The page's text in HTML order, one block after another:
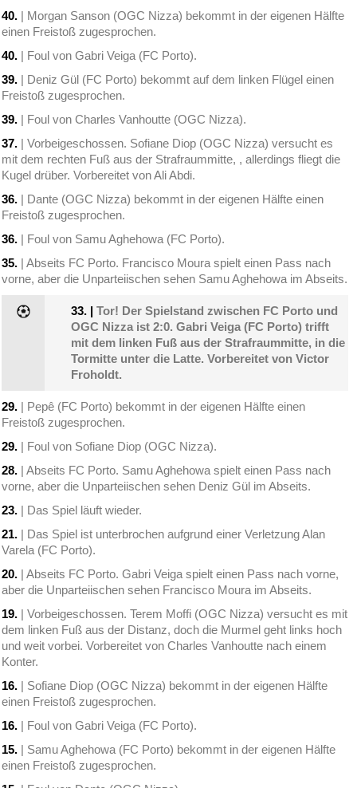
40. | Morgan Sanson (OGC Nizza) bekommt in der eigenen Hälfte
einen Freistoß zugesprochen.
40. | Foul von Gabri Veiga (FC Porto).
39. | Deniz Gül (FC Porto) bekommt auf dem linken Flügel einen
Freistoß zugesprochen.
39. | Foul von Charles Vanhoutte (OGC Nizza).
37. | Vorbeigeschossen. Sofiane Diop (OGC Nizza) versucht es
mit dem rechten Fuß aus der Strafraummitte, , allerdings fliegt die
Kugel drüber. Vorbereitet von Ali Abdi.
36. | Dante (OGC Nizza) bekommt in der eigenen Hälfte einen
Freistoß zugesprochen.
36. | Foul von Samu Aghehowa (FC Porto).
35. | Abseits FC Porto. Francisco Moura spielt einen Pass nach
vorne, aber die Unparteiischen sehen Samu Aghehowa im Abseits.
33. |Tor! Der Spielstand zwischen FC Porto und
OGC Nizza ist 2:0. Gabri Veiga (FC Porto) trifft
mit dem linken Fuß aus der Strafraummitte, in die
Tormitte unter die Latte. Vorbereitet von Victor
Froholdt.
29. | Pepê (FC Porto) bekommt in der eigenen Hälfte einen
Freistoß zugesprochen.
29. | Foul von Sofiane Diop (OGC Nizza).
28. | Abseits FC Porto. Samu Aghehowa spielt einen Pass nach
vorne, aber die Unparteiischen sehen Deniz Gül im Abseits.
23. | Das Spiel läuft wieder.
21. | Das Spiel ist unterbrochen aufgrund einer Verletzung Alan
Varela (FC Porto).
20. | Abseits FC Porto. Gabri Veiga spielt einen Pass nach vorne,
aber die Unparteiischen sehen Francisco Moura im Abseits.
19. | Vorbeigeschossen. Terem Moffi (OGC Nizza) versucht es mit
dem linken Fuß aus der Distanz, doch die Murmel geht links hoch
und weit vorbei. Vorbereitet von Charles Vanhoutte nach einem
Konter.
16. | Sofiane Diop (OGC Nizza) bekommt in der eigenen Hälfte
einen Freistoß zugesprochen.
16. | Foul von Gabri Veiga (FC Porto).
15. | Samu Aghehowa (FC Porto) bekommt in der eigenen Hälfte
einen Freistoß zugesprochen.